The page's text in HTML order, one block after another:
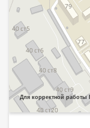
Для корректной